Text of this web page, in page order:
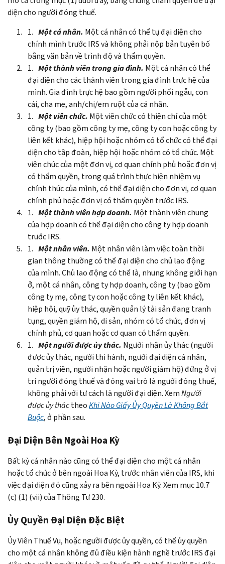
diện cho người đóng thuế.
Một cá nhân. Một cá nhân có thể tự đại diện cho
chính mình trước IRS và không phải nộp bản tuyên bố
bằng văn bản về trình độ và thẩm quyền.
Một thành viên trong gia đình. Một cá nhân có thể
đại diện cho các thành viên trong gia đình trực hệ của
mình. Gia đình trực hệ bao gồm người phối ngẫu, con
cái, cha mẹ, anh/chị/em ruột của cá nhân.
Một viên chức. Một viên chức có thiện chí của một
công ty (bao gồm công ty mẹ, công ty con hoặc công ty
liên kết khác), hiệp hội hoặc nhóm có tổ chức có thể đại
diện cho tập đoàn, hiệp hội hoặc nhóm có tổ chức. Một
viên chức của một đơn vị, cơ quan chính phủ hoặc đơn vị
có thẩm quyền, trong quá trình thực hiện nhiệm vụ
chính thức của mình, có thể đại diện cho đơn vị, cơ quan
chính phủ hoặc đơn vị có thẩm quyền trước IRS.
Một thành viên hợp doanh. Một thành viên chung
của hợp doanh có thể đại diện cho công ty hợp doanh
trước IRS.
Một nhân viên. Một nhân viên làm việc toàn thời
gian thông thường có thể đại diện cho chủ lao động
của mình. Chủ lao động có thể là, nhưng không giới hạn
ở, một cá nhân, công ty hợp doanh, công ty (bao gồm
công ty mẹ, công ty con hoặc công ty liên kết khác),
hiệp hội, quỹ ủy thác, quyền quản lý tài sản đang tranh
tụng, quyền giám hộ, di sản, nhóm có tổ chức, đơn vị
chính phủ, cơ quan hoặc cơ quan có thẩm quyền.
Một người được ủy thác. Người nhận ủy thác (người
được ủy thác, người thi hành, người đại diện cá nhân,
quản trị viên, người nhận hoặc người giám hộ) đứng ở vị
trí người đóng thuế và đóng vai trò là người đóng thuế,
không phải với tư cách là người đại diện. XemNgười
được ủy tháctheoKhi Nào Giấy Ủy Quyền Là Không Bắt
Buộc, ở phần sau.
Đại Diện Bên Ngoài Hoa Kỳ
Bất kỳ cá nhân nào cũng có thể đại diện cho một cá nhân
hoặc tổ chức ở bên ngoài Hoa Kỳ, trước nhân viên của IRS, khi
việc đại diện đó cũng xảy ra bên ngoài Hoa Kỳ. Xem mục 10.7
(c) (1) (vii) của Thông Tư 230.
Ủy Quyền Đại Diện Đặc Biệt
Ủy Viên Thuế Vụ, hoặc người được ủy quyền, có thể ủy quyền
cho một cá nhân không đủ điều kiện hành nghề trước IRS đại